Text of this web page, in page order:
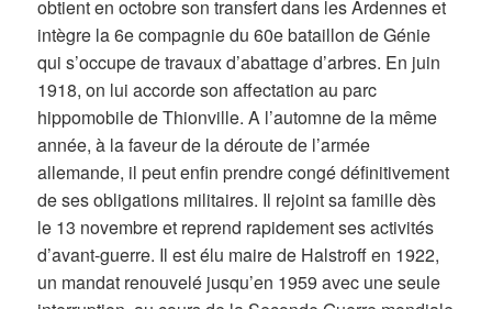
obtient en octobre son transfert dans les Ardennes et
intègre la 6e compagnie du 60e bataillon de Génie
qui s’occupe de travaux d’abattage d’arbres. En juin
1918, on lui accorde son affectation au parc
hippomobile de Thionville. A l’automne de la même
année, à la faveur de la déroute de l’armée
allemande, il peut enfin prendre congé définitivement
de ses obligations militaires. Il rejoint sa famille dès
le 13 novembre et reprend rapidement ses activités
d’avant-guerre. Il est élu maire de Halstroff en 1922,
un mandat renouvelé jusqu’en 1959 avec une seule